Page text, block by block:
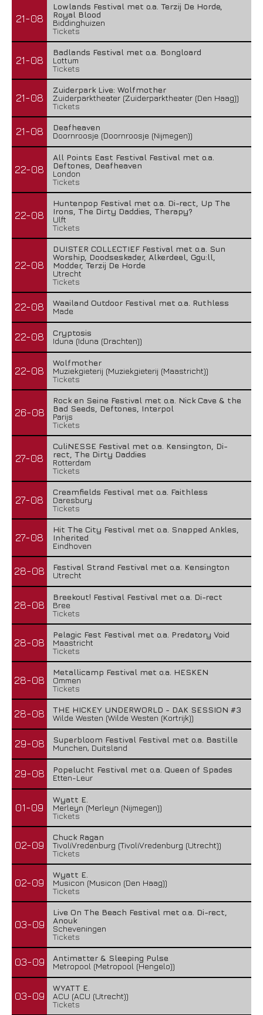
21-08
Lowlands Festival met o.a. Terzij De Horde,
Royal Blood
Biddinghuizen
Tickets
21-08
Badlands Festival met o.a. Bongloard
Lottum
Tickets
21-08
Zuiderpark Live: Wolfmother
Zuiderparktheater (Zuiderparktheater (Den Haag))
Tickets
21-08
Deafheaven
Doornroosje (Doornroosje (Nijmegen))
22-08
All Points East Festival Festival met o.a.
Deftones, Deafheaven
London
Tickets
22-08
Huntenpop Festival met o.a. Di-rect, Up The
Irons, The Dirty Daddies, Therapy?
Ulft
Tickets
22-08
DUISTER COLLECTIEF Festival met o.a. Sun
Worship, Doodseskader, Alkerdeel, Ggu:ll,
Modder, Terzij De Horde
Utrecht
Tickets
22-08
Waailand Outdoor Festival met o.a. Ruthless
Made
22-08
Cryptosis
Iduna (Iduna (Drachten))
22-08
Wolfmother
Muziekgieterij (Muziekgieterij (Maastricht))
Tickets
26-08
Rock en Seine Festival met o.a. Nick Cave & the
Bad Seeds, Deftones, Interpol
Parijs
Tickets
27-08
CuliNESSE Festival met o.a. Kensington, Di-
rect, The Dirty Daddies
Rotterdam
Tickets
27-08
Creamfields Festival met o.a. Faithless
Daresbury
Tickets
27-08
Hit The City Festival met o.a. Snapped Ankles,
Inherited
Eindhoven
28-08
Festival Strand Festival met o.a. Kensington
Utrecht
28-08
Breekout! Festival Festival met o.a. Di-rect
Bree
Tickets
28-08
Pelagic Fest Festival met o.a. Predatory Void
Maastricht
Tickets
28-08
Metallicamp Festival met o.a. HESKEN
Ommen
Tickets
28-08
THE HICKEY UNDERWORLD - DAK SESSION #3
Wilde Westen (Wilde Westen (Kortrijk))
29-08
Superbloom Festival Festival met o.a. Bastille
Munchen, Duitsland
29-08
Popelucht Festival met o.a. Queen of Spades
Etten-Leur
01-09
Wyatt E.
Merleyn (Merleyn (Nijmegen))
Tickets
02-09
Chuck Ragan
TivoliVredenburg (TivoliVredenburg (Utrecht))
Tickets
02-09
Wyatt E.
Musicon (Musicon (Den Haag))
Tickets
03-09
Live On The Beach Festival met o.a. Di-rect,
Anouk
Scheveningen
Tickets
03-09
Antimatter & Sleeping Pulse
Metropool (Metropool (Hengelo))
03-09
WYATT E.
ACU (ACU (Utrecht))
Tickets